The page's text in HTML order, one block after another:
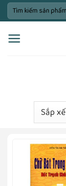
Skip
to
content
Tìm
kiếm: